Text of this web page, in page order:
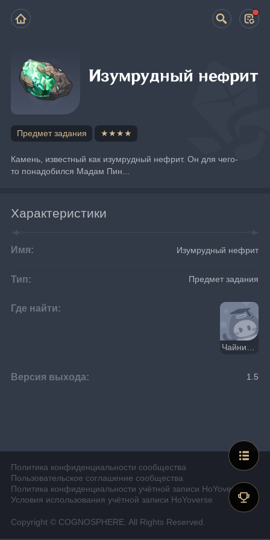
Изумрудный нефрит
Предмет задания ★★★★
Камень, известный как изумрудный нефрит. Он для чего-
то понадобился Мадам Пин...
Характеристики
Имя: Изумрудный нефрит
Тип: Предмет задания
Где найти:
Версия выхода: 1.5
Политика конфиденциальности сообщества
Пользовательское соглашение сообщества
Политика конфиденциальности учётной записи HoYoverse
Условия использования учётной записи HoYoverse
Copyright © COGNOSPHERE. All Rights Reserved.